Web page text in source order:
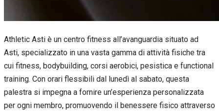
Athletic Asti è un centro fitness all’avanguardia situato ad
Asti, specializzato in una vasta gamma di attività fisiche tra
cui fitness, bodybuilding, corsi aerobici, pesistica e functional
training. Con orari flessibili dal lunedì al sabato, questa
palestra si impegna a fornire un’esperienza personalizzata
per ogni membro, promuovendo il benessere fisico attraverso